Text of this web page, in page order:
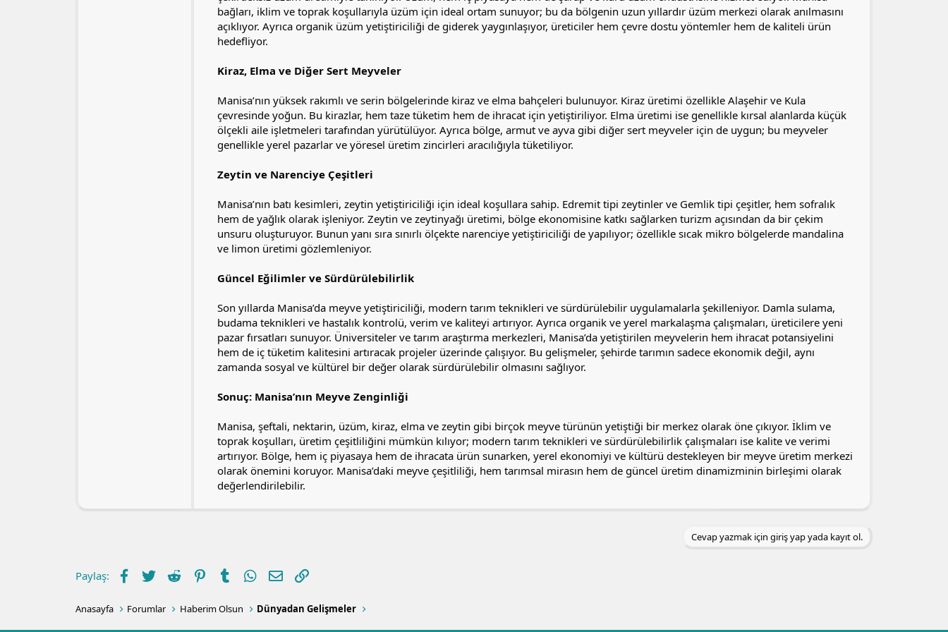
bağları, iklim ve toprak koşullarıyla üzüm için ideal ortam sunuyor; bu da bölgenin uzun yıllardır üzüm merkezi olarak anılmasını
açıklıyor. Ayrıca organik üzüm yetiştiriciliği de giderek yaygınlaşıyor, üreticiler hem çevre dostu yöntemler hem de kaliteli ürün
hedefliyor.
Kiraz, Elma ve Diğer Sert Meyveler
Manisa’nın yüksek rakımlı ve serin bölgelerinde kiraz ve elma bahçeleri bulunuyor. Kiraz üretimi özellikle Alaşehir ve Kula
çevresinde yoğun. Bu kirazlar, hem taze tüketim hem de ihracat için yetiştiriliyor. Elma üretimi ise genellikle kırsal alanlarda küçük
ölçekli aile işletmeleri tarafından yürütülüyor. Ayrıca bölge, armut ve ayva gibi diğer sert meyveler için de uygun; bu meyveler
genellikle yerel pazarlar ve yöresel üretim zincirleri aracılığıyla tüketiliyor.
Zeytin ve Narenciye Çeşitleri
Manisa’nın batı kesimleri, zeytin yetiştiriciliği için ideal koşullara sahip. Edremit tipi zeytinler ve Gemlik tipi çeşitler, hem sofralık
hem de yağlık olarak işleniyor. Zeytin ve zeytinyağı üretimi, bölge ekonomisine katkı sağlarken turizm açısından da bir çekim
unsuru oluşturuyor. Bunun yanı sıra sınırlı ölçekte narenciye yetiştiriciliği de yapılıyor; özellikle sıcak mikro bölgelerde mandalina
ve limon üretimi gözlemleniyor.
Güncel Eğilimler ve Sürdürülebilirlik
Son yıllarda Manisa’da meyve yetiştiriciliği, modern tarım teknikleri ve sürdürülebilir uygulamalarla şekilleniyor. Damla sulama,
budama teknikleri ve hastalık kontrolü, verim ve kaliteyi artırıyor. Ayrıca organik ve yerel markalaşma çalışmaları, üreticilere yeni
pazar fırsatları sunuyor. Üniversiteler ve tarım araştırma merkezleri, Manisa’da yetiştirilen meyvelerin hem ihracat potansiyelini
hem de iç tüketim kalitesini artıracak projeler üzerinde çalışıyor. Bu gelişmeler, şehirde tarımın sadece ekonomik değil, aynı
zamanda sosyal ve kültürel bir değer olarak sürdürülebilir olmasını sağlıyor.
Sonuç: Manisa’nın Meyve Zenginliği
Manisa, şeftali, nektarin, üzüm, kiraz, elma ve zeytin gibi birçok meyve türünün yetiştiği bir merkez olarak öne çıkıyor. İklim ve
toprak koşulları, üretim çeşitliliğini mümkün kılıyor; modern tarım teknikleri ve sürdürülebilirlik çalışmaları ise kalite ve verimi
artırıyor. Bölge, hem iç piyasaya hem de ihracata ürün sunarken, yerel ekonomiyi ve kültürü destekleyen bir meyve üretim merkezi
olarak önemini koruyor. Manisa’daki meyve çeşitliliği, hem tarımsal mirasın hem de güncel üretim dinamizminin birleşimi olarak
değerlendirilebilir.
Cevap yazmak için giriş yap yada kayıt ol.
Paylaş: Facebook
TwitterReddit PinterestTumblr WhatsApp
E-postaLink
Anasayfa Forumlar Haberim Olsun Dünyadan Gelişmeler